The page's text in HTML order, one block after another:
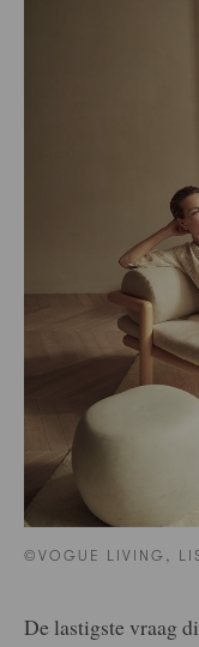
©VOGUE LIVING,
De lastigste vraag